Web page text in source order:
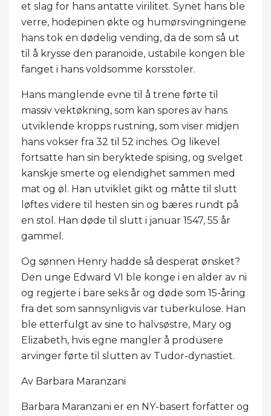
et slag for hans antatte virilitet. Synet hans ble
verre, hodepinen økte og humørsvingningene
hans tok en dødelig vending, da de som så ut
til å krysse den paranoide, ustabile kongen ble
fanget i hans voldsomme korsstoler.
Hans manglende evne til å trene førte til
massiv vektøkning, som kan spores av hans
utviklende kropps rustning, som viser midjen
hans vokser fra 32 til 52 inches. Og likevel
fortsatte han sin beryktede spising, og svelget
kanskje smerte og elendighet sammen med
mat og øl. Han utviklet gikt og måtte til slutt
løftes videre til hesten sin og bæres rundt på
en stol. Han døde til slutt i januar 1547, 55 år
gammel.
Og sønnen Henry hadde så desperat ønsket?
Den unge Edward VI ble konge i en alder av ni
og regjerte i bare seks år og døde som 15-åring
fra det som sannsynligvis var tuberkulose. Han
ble etterfulgt av sine to halvsøstre, Mary og
Elizabeth, hvis egne mangler å produsere
arvinger førte til slutten av Tudor-dynastiet.
Av Barbara Maranzani
Barbara Maranzani er en NY-basert forfatter og